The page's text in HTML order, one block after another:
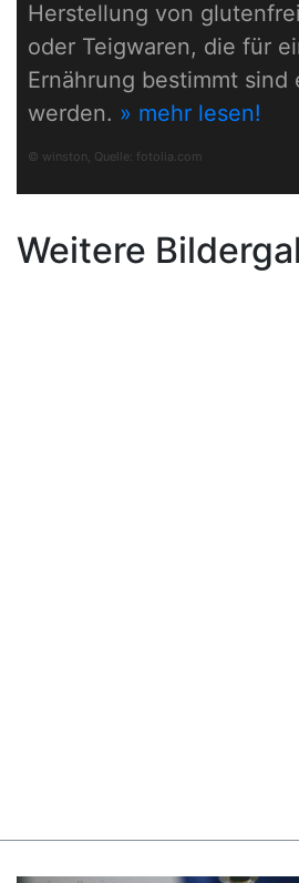
Herstellung von
oder Teigwaren, die für
Ernährung bestimmt sind
werden. » mehr lesen!
© winston, Quelle: fotolia.com
Weitere